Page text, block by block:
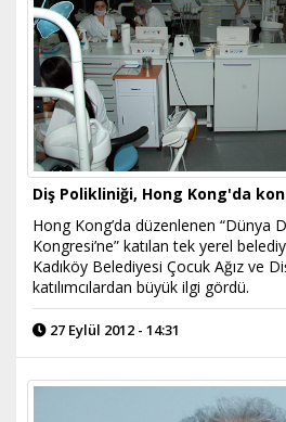
Diş Polikliniği, Hong Kong'da
Hong Kong’da düzenlenen “Dünya
Kongresi’ne” katılan tek yerel
Kadıköy Belediyesi Çocuk Ağız ve
katılımcılardan büyük ilgi gördü.
27 Eylül 2012 - 14:31